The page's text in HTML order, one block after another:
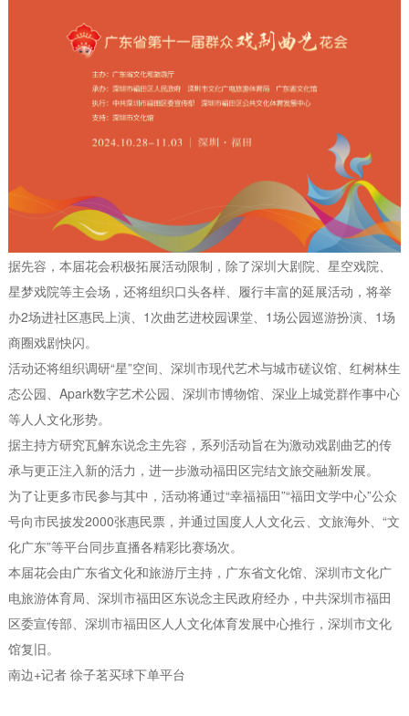
据先容，本届花会积极拓展活动限制，除了深圳大剧院、星空戏院、
星梦戏院等主会场，还将组织口头各样、履行丰富的延展活动，将举
办2场进社区惠民上演、1次曲艺进校园课堂、1场公园巡游扮演、1场
商圈戏剧快闪。
活动还将组织调研“星”空间、深圳市现代艺术与城市磋议馆、红树林生
态公园、Apark数字艺术公园、深圳市博物馆、深业上城党群作事中心
等人人文化形势。
据主持方研究瓦解东说念主先容，系列活动旨在为激动戏剧曲艺的传
承与更正注入新的活力，进一步激动福田区完结文旅交融新发展。
为了让更多市民参与其中，活动将通过“幸福福田”“福田文学中心”公众
号向市民披发2000张惠民票，并通过国度人人文化云、文旅海外、“文
化广东”等平台同步直播各精彩比赛场次。
本届花会由广东省文化和旅游厅主持，广东省文化馆、深圳市文化广
电旅游体育局、深圳市福田区东说念主民政府经办，中共深圳市福田
区委宣传部、深圳市福田区人人文化体育发展中心推行，深圳市文化
馆复旧。
南边+记者 徐子茗买球下单平台